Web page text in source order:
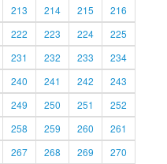
213 214 215
216
222 223 224
225
231 232 233
234
240 241 242
243
249 250 251
252
258 259 260
261
267 268 269
270